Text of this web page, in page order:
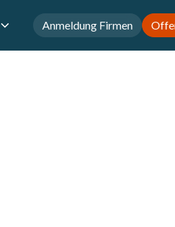
Anmeldung Firmen